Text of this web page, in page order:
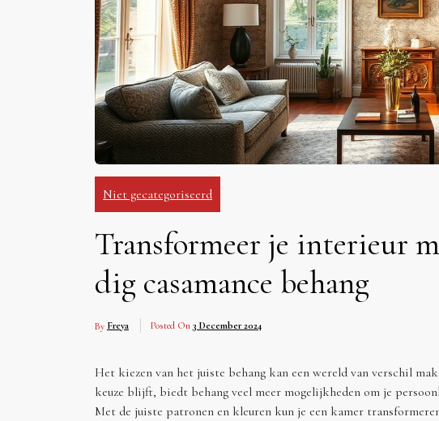
Niet gecategoriseerd
Transformeer je interieur
dig casamance behang
By Freya Posted On 3 December 2024
Het kiezen van het juiste behang kan een wereld van verschil
keuze blijft, biedt behang veel meer mogelijkheden om je
Met de juiste patronen en kleuren kun je een kamer